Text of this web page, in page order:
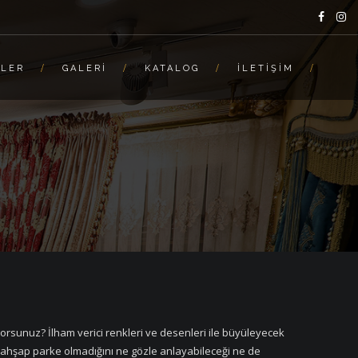
GALERI KATALOG İLETIŞIM
İlham verici renkleri ve desenleri ile büyüleyecek
parke olmadığını ne gözle anlayabileceği ne de